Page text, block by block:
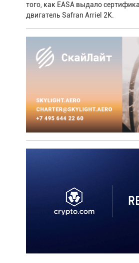
того, как EASA выдало
двигатель Safran Arriel 2K.